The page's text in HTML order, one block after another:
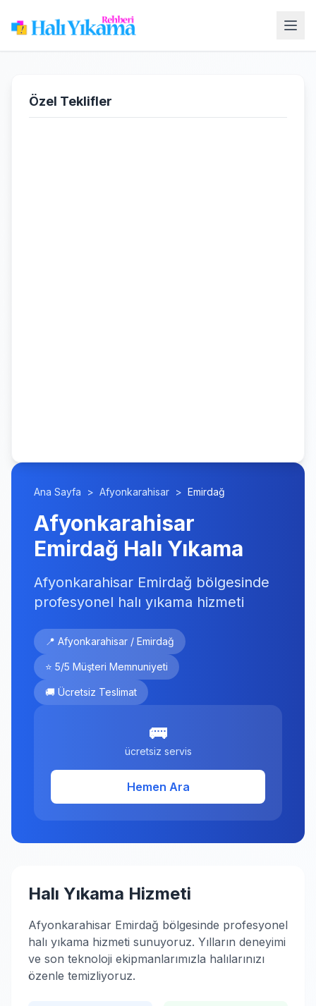
Özel Teklifler
Ana Sayfa > Afyonkarahisar > Emirdağ
Afyonkarahisar
Emirdağ Halı Yıkama
Afyonkarahisar Emirdağ bölgesinde
profesyonel halı yıkama hizmeti
📍 Afyonkarahisar / Emirdağ
⭐ 5/5 Müşteri Memnuniyeti
🚚 Ücretsiz Teslimat
🚌
ücretsiz servis
Hemen Ara
Halı Yıkama Hizmeti
Afyonkarahisar Emirdağ bölgesinde profesyonel
halı yıkama hizmeti sunuyoruz. Yılların deneyimi
ve son teknoloji ekipmanlarımızla halılarınızı
özenle temizliyoruz.